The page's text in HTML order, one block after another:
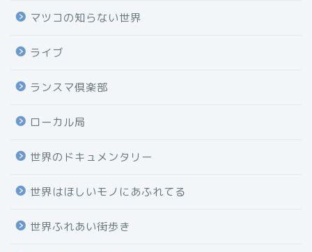
マツコの知らない世界
ライブ
ランスマ倶楽部
ローカル局
世界のドキュメンタリー
世界はほしいモノにあふれてる
世界ふれあい街歩き